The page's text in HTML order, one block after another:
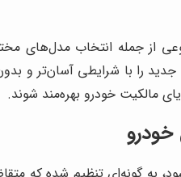
از جمله انتخاب مدل‌های
را با شرایطی آسان‌تر و
مالکیت خودرو بهره‌مند شوند.